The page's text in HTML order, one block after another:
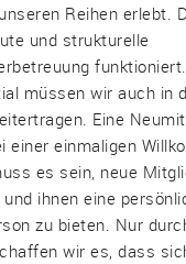
Reihen erlebt.
und strukturelle
müssen wir auch in
Eine
einer einmaligen
es sein, neue
ihnen eine
zu bieten. Nur
wir es, dass